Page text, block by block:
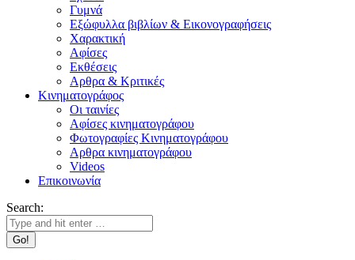
Γυμνά
Εξώφυλλα βιβλίων & Εικονογραφήσεις
Χαρακτική
Αφίσες
Εκθέσεις
Αρθρα & Κριτικές
Κινηματογράφος
Οι ταινίες
Αφίσες κινηματογράφου
Φωτογραφίες Κινηματογράφου
Αρθρα κινηματογράφου
Videos
Επικοινωνία
Search: